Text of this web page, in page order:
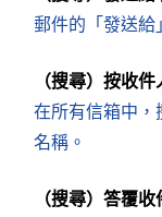
郵件的「發送給
（搜尋）按收
在所有信箱中，
名稱。
（搜尋）答覆